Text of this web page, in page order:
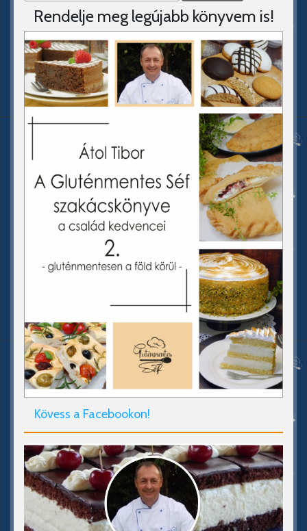
Rendelje meg legújabb könyvem is!
Kövess a Facebookon!